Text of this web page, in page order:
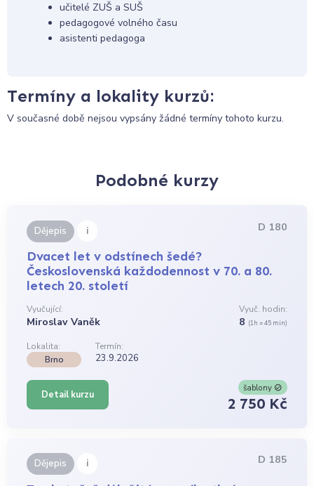
učitelé ZUŠ a SUŠ
pedagogové volného času
asistenti pedagoga
Termíny a lokality kurzů:
V současné době nejsou vypsány žádné termíny tohoto kurzu.
Podobné kurzy
Dějepis i D 180
Dvacet let v odstínech šedé?
Československá každodennost v 70. a 80.
letech 20. století
Vyučující:
Miroslav Vaněk
Vyuč. hodin:
8 (1h = 45 min)
Lokalita:
Termín:
Brno
23.9.2026
Detail kurzu
šablony
2 750 Kč
Dějepis i D 185